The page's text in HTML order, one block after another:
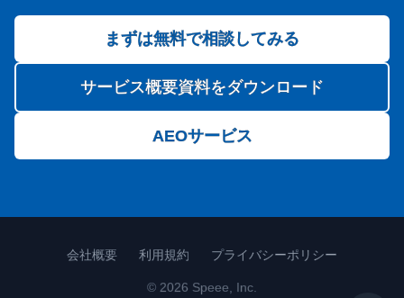
まずは無料で相談してみる
サービス概要資料をダウンロード
AEOサービス
会社概要 利用規約 プライバシーポリシー
© 2026 Speee, Inc.